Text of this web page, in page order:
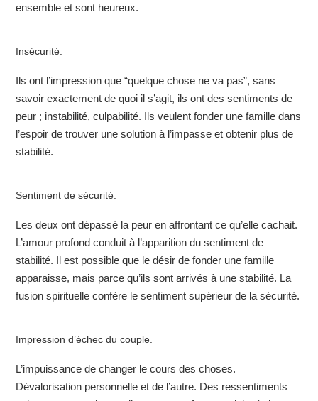
ensemble et sont heureux.
Insécurité.
Ils ont l’impression que “quelque chose ne va pas”, sans
savoir exactement de quoi il s’agit, ils ont des sentiments de
peur ; instabilité, culpabilité. Ils veulent fonder une famille dans
l’espoir de trouver une solution à l’impasse et obtenir plus de
stabilité.
Sentiment de sécurité.
Les deux ont dépassé la peur en affrontant ce qu’elle cachait.
L’amour profond conduit à l’apparition du sentiment de
stabilité. Il est possible que le désir de fonder une famille
apparaisse, mais parce qu’ils sont arrivés à une stabilité. La
fusion spirituelle confère le sentiment supérieur de la sécurité.
Impression d’échec du couple.
L’impuissance de changer le cours des choses.
Dévalorisation personnelle et de l’autre. Des ressentiments